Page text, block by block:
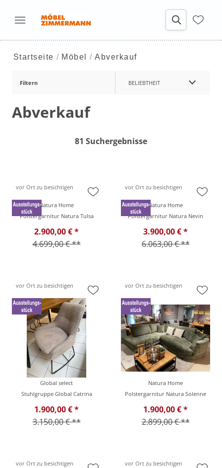
Startseite Möbel Abverkauf
Filtern BELIEBTHEIT
Abverkauf
81 Suchergebnisse
vor Ort zu besichtigen
Natura Home
Polstergarnitur Natura Tulsa
2.900,00 € *
4.699,00 € **
vor Ort zu besichtigen
Natura Home
Polstergarnitur Natura Nevin
3.900,00 € *
6.063,00 € **
vor Ort zu besichtigen
Global select
Stuhlgruppe Global Catrina
1.900,00 € *
3.150,00 € **
vor Ort zu besichtigen
Natura Home
Polstergarnitur Natura Solenne
1.900,00 € *
2.899,00 € **
vor Ort zu besichtigen vor Ort zu besichtigen